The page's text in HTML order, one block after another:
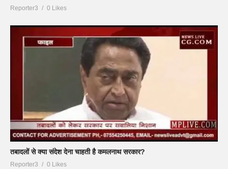
Reporter3 0 Likes
तबादलों से क्या संदेश देना चाहती है कमलनाथ सरकार?
Reporter3 0 Likes